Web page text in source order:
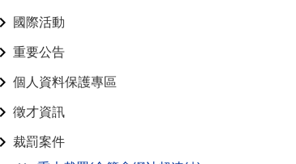
國際活動
重要公告
個人資料保護專區
徵才資訊
裁罰案件